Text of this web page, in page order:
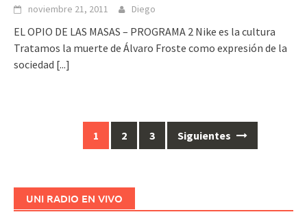
noviembre 21, 2011 Diego
EL OPIO DE LAS MASAS – PROGRAMA 2 Nike es la cultura
Tratamos la muerte de Álvaro Froste como expresión de la
sociedad [...]
entradas
1 2 3 Siguientes
UNI RADIO EN VIVO